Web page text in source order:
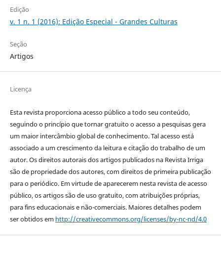
Edição
v. 1 n. 1 (2016): Edição Especial - Grandes Culturas
Seção
Artigos
Licença
Esta revista proporciona acesso público a todo seu conteúdo,
seguindo o princípio que tornar gratuito o acesso a pesquisas gera
um maior intercâmbio global de conhecimento. Tal acesso está
associado a um crescimento da leitura e citação do trabalho de um
autor. Os direitos autorais dos artigos publicados na Revista Irriga
são de propriedade dos autores, com direitos de primeira publicação
para o periódico. Em virtude de aparecerem nesta revista de acesso
público, os artigos são de uso gratuito, com atribuições próprias,
para fins educacionais e não-comerciais. Maiores detalhes podem
ser obtidos em http://creativecommons.org/licenses/by-nc-nd/4.0